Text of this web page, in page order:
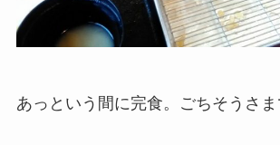
あっという間に完食。ごちそうさ